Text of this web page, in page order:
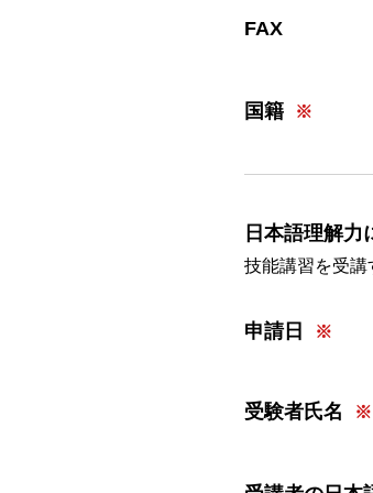
FAX
国籍
日本語理解力
技能講習を受講
申請日
受験者氏名